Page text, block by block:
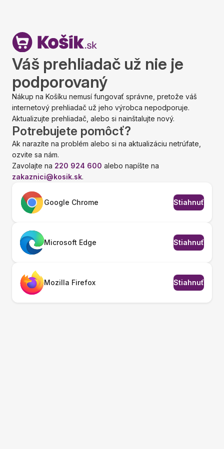
Váš prehliadač už nie je
podporovaný
Nákup na Košíku nemusí fungovať správne, pretože váš
internetový prehliadač už jeho výrobca nepodporuje.
Aktualizujte prehliadač, alebo si nainštalujte nový.
Potrebujete pomôcť?
Ak narazíte na problém alebo si na aktualizáciu netrúfate,
ozvite sa nám.
Zavolajte na 220 924 600 alebo napíšte na
zakaznici@kosik.sk.
Google Chrome Stiahnuť
Microsoft Edge Stiahnuť
Mozilla Firefox Stiahnuť